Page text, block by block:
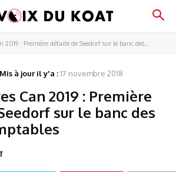
2019 : Première défaite de Seedorf sur le banc des...
Mis à jour il y'a :17 novembre 2018
Can 2019 : Première
sur le banc des